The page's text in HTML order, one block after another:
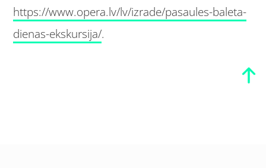
https://www.opera.lv/lv/izrade/pasaules-baleta-
dienas-ekskursija/.